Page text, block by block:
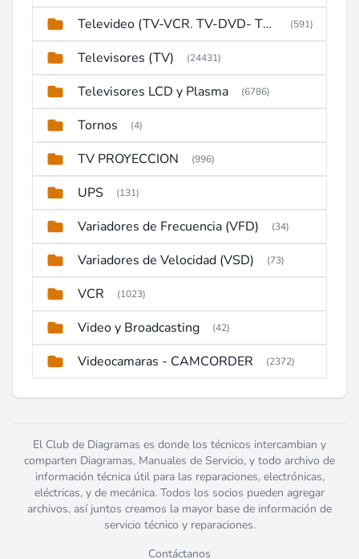
Televideo (TV-VCR. TV-DVD- TV-DVD-VCR) (591)
Televisores (TV) (24431)
Televisores LCD y Plasma (6786)
Tornos (4)
TV PROYECCION (996)
UPS (131)
Variadores de Frecuencia (VFD) (34)
Variadores de Velocidad (VSD) (73)
VCR (1023)
Video y Broadcasting (42)
Videocamaras - CAMCORDER (2372)
El Club de Diagramas es donde los técnicos intercambian y
comparten Diagramas, Manuales de Servicio, y todo archivo de
información técnica útil para las reparaciones, electrónicas,
eléctricas, y de mecánica. Todos los socios pueden agregar
archivos, así juntos creamos la mayor base de información de
servicio técnico y reparaciones.
Contáctanos